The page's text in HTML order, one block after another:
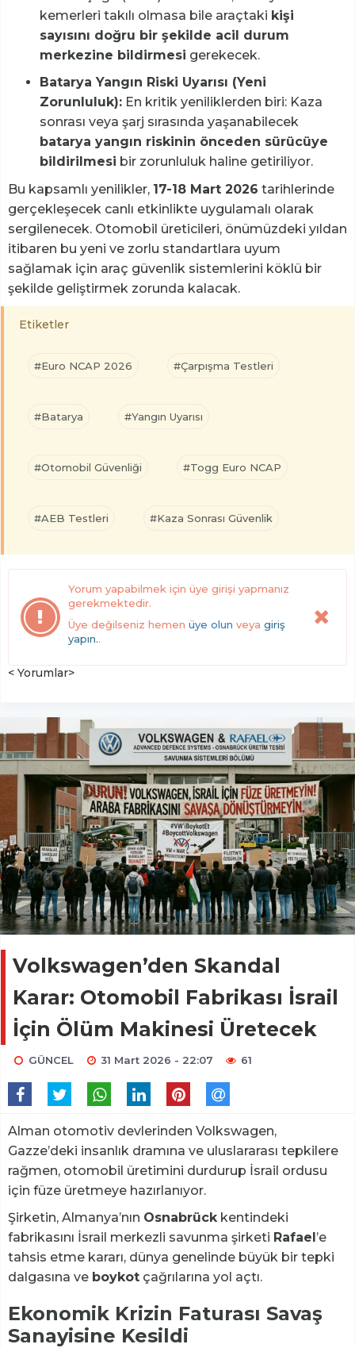
kemerleri takılı olmasa bile araçtaki kişi
sayısını doğru bir şekilde acil durum
merkezine bildirmesi gerekecek.
Batarya Yangın Riski Uyarısı (Yeni
Zorunluluk): En kritik yeniliklerden biri: Kaza
sonrası veya şarj sırasında yaşanabilecek
batarya yangın riskinin önceden sürücüye
bildirilmesi bir zorunluluk haline getiriliyor.
Bu kapsamlı yenilikler, 17-18 Mart 2026 tarihlerinde
gerçekleşecek canlı etkinlikte uygulamalı olarak
sergilenecek. Otomobil üreticileri, önümüzdeki yıldan
itibaren bu yeni ve zorlu standartlara uyum
sağlamak için araç güvenlik sistemlerini köklü bir
şekilde geliştirmek zorunda kalacak.
Etiketler
#Euro NCAP 2026 #Çarpışma Testleri
#Batarya #Yangın Uyarısı
#Otomobil Güvenliği #Togg Euro NCAP
#AEB Testleri #Kaza Sonrası Güvenlik
Yorum yapabilmek için üye girişi yapmanız
gerekmektedir.
Üye değilseniz hemen üye olun veya giriş
yapın..
< Yorumlar>
Volkswagen’den Skandal
Karar: Otomobil Fabrikası İsrail
İçin Ölüm Makinesi Üretecek
GÜNCEL 31 Mart 2026 - 22:07 61
Alman otomotiv devlerinden Volkswagen,
Gazze’deki insanlık dramına ve uluslararası tepkilere
rağmen, otomobil üretimini durdurup İsrail ordusu
için füze üretmeye hazırlanıyor.
Şirketin, Almanya’nın Osnabrückkentindeki
fabrikasını İsrail merkezli savunma şirketi Rafael’e
tahsis etme kararı, dünya genelinde büyük bir tepki
dalgasına ve boykot çağrılarına yol açtı.
Ekonomik Krizin Faturası Savaş
Sanayisine Kesildi